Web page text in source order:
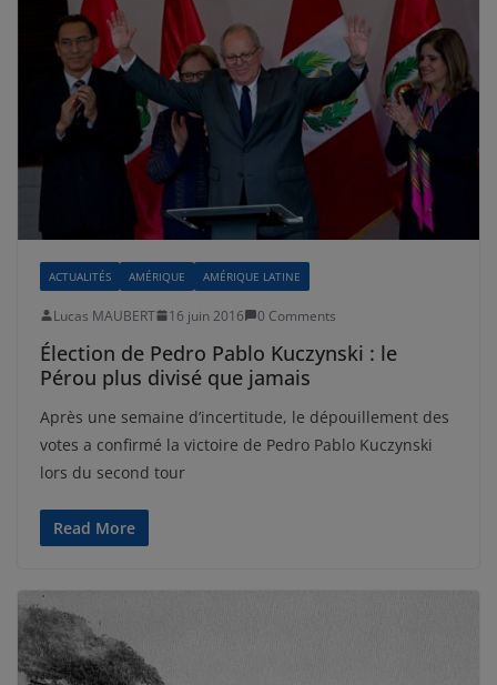
ACTUALITÉS AMÉRIQUE AMÉRIQUE LATINE
Lucas MAUBERT 16 juin 2016 0 Comments
Élection de Pedro Pablo Kuczynski : le
Pérou plus divisé que jamais
Après une semaine d’incertitude, le dépouillement des
votes a confirmé la victoire de Pedro Pablo Kuczynski
lors du second tour
Read More